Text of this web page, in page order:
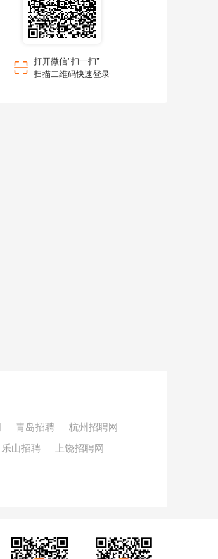
打开微信"扫一扫"
扫描二维码快速登录
青岛招聘
杭州招聘网
乐山招聘 上饶招聘网